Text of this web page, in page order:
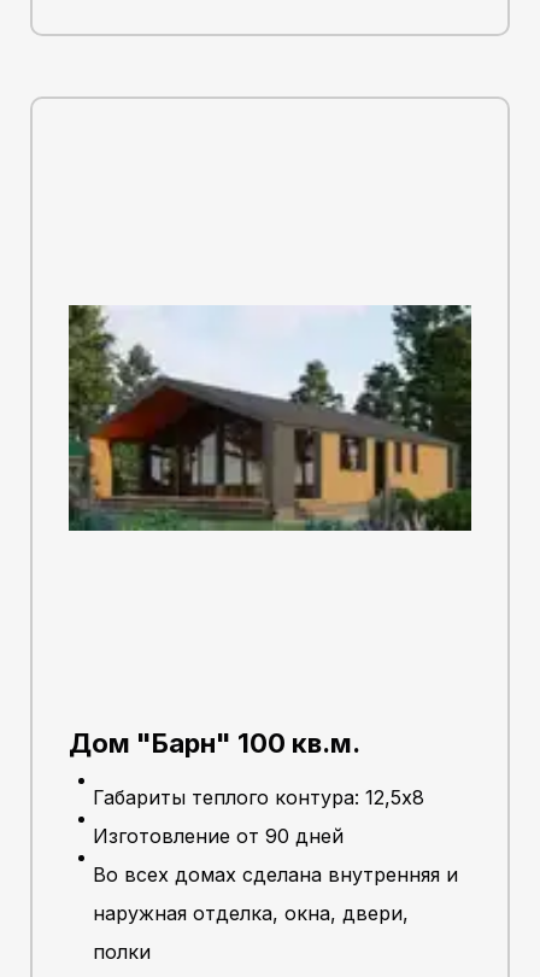
Дом "Барн" 100 кв.м.
Габариты теплого контура: 12,5х8
Изготовление от 90 дней
Во всех домах сделана внутренняя и
наружная отделка, окна, двери,
полки